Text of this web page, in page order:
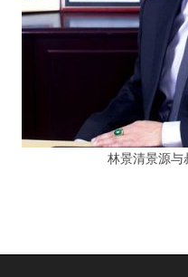
林景清景源与